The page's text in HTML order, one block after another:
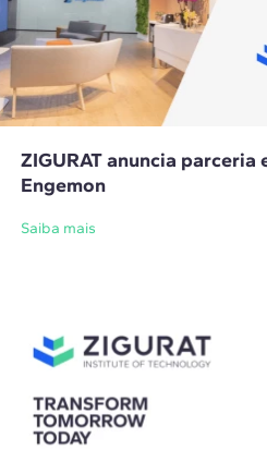
ZIGURAT anuncia parceria
Engemon
Saiba mais